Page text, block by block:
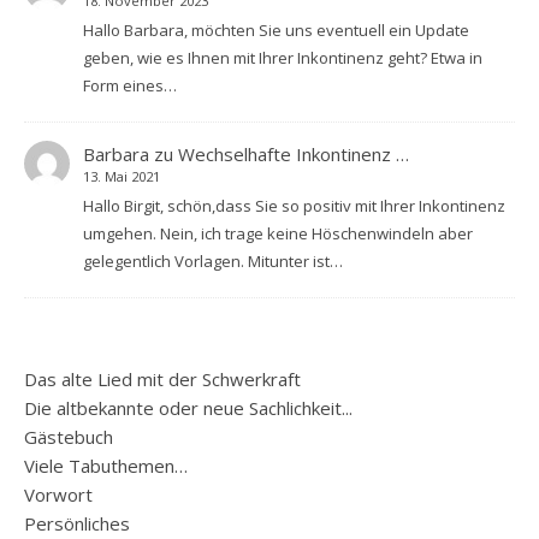
Hallo Barbara, möchten Sie uns eventuell ein Update
geben, wie es Ihnen mit Ihrer Inkontinenz geht? Etwa in
Form eines…
Barbara zu Wechselhafte Inkontinenz …
13. Mai 2021
Hallo Birgit, schön,dass Sie so positiv mit Ihrer Inkontinenz
umgehen. Nein, ich trage keine Höschenwindeln aber
gelegentlich Vorlagen. Mitunter ist…
Das alte Lied mit der Schwerkraft
Die altbekannte oder neue Sachlichkeit...
Gästebuch
Viele Tabuthemen…
Vorwort
Persönliches